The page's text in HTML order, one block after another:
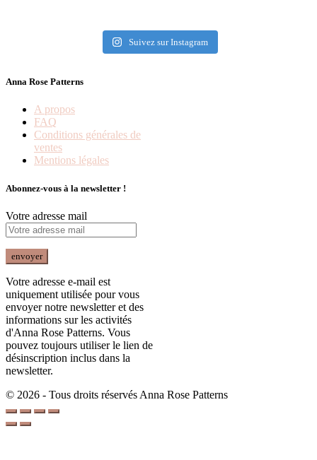
Suivez sur Instagram
Anna Rose Patterns
A propos
FAQ
Conditions générales de
ventes
Mentions légales
Abonnez-vous à la newsletter !
Votre adresse mail
Votre adresse e-mail est
uniquement utilisée pour vous
envoyer notre newsletter et des
informations sur les activités
d'Anna Rose Patterns. Vous
pouvez toujours utiliser le lien de
désinscription inclus dans la
newsletter.
© 2026 - Tous droits réservés Anna Rose Patterns